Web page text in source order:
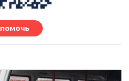
помочь